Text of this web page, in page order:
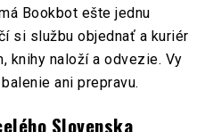
Bookbot ešte jednu
si službu objednať a kuriér
knihy naloží a odvezie. Vy
ani prepravu.
Slovenska